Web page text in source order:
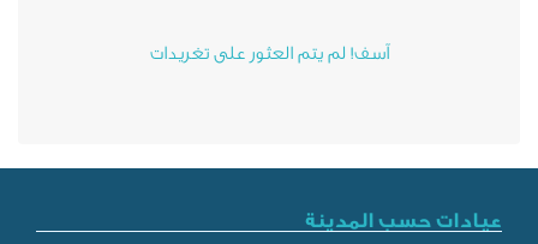
آسف! لم يتم العثور على تغريدات
المدينة